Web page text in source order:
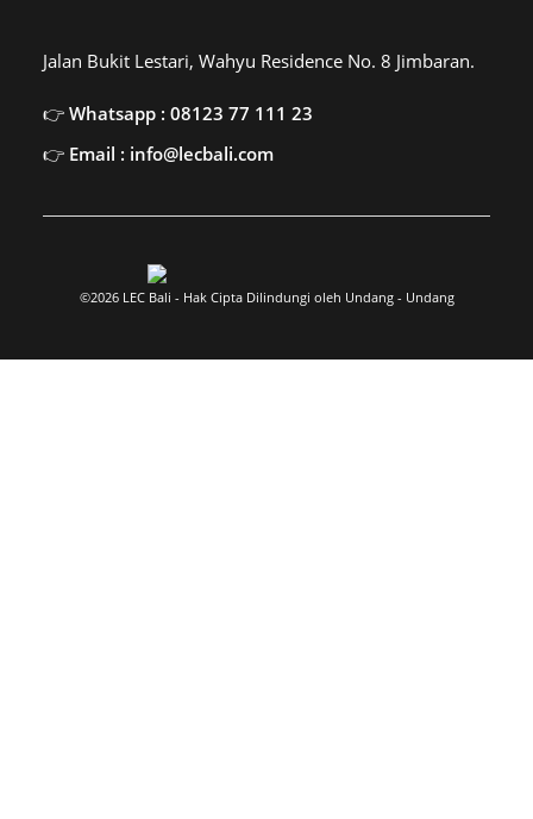
Jalan Bukit Lestari, Wahyu Residence No. 8 Jimbaran.
Whatsapp : 08123 77 111 23
Email : info@lecbali.com
©2026 LEC Bali - Hak Cipta Dilindungi oleh Undang - Undang